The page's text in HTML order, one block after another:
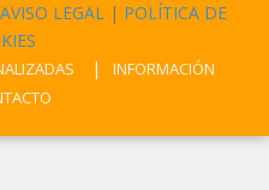
AVISO LEGAL | POLÍTICA DE
INFORMACIÓN